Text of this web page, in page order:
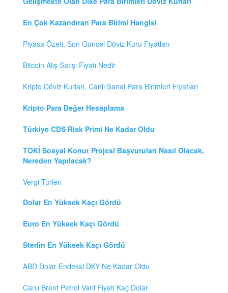
En Çok Kazandıran Para Birimi Hangisi
Piyasa Özeti, Son Güncel Döviz Kuru Fiyatları
Bitcoin Alış Satışı Fiyatı Nedir
Kripto Döviz Kurları, Canlı Sanal Para Birimleri Fiyatları
Kripto Para Değer Hesaplama
Türkiye CDS Risk Primi Ne Kadar Oldu
TOKİ Sosyal Konut Projesi Başvuruları Nasıl Olacak,
Nereden Yapılacak?
Vergi Türleri
Dolar En Yüksek Kaçı Gördü
Euro En Yüksek Kaçı Gördü
Sterlin En Yüksek Kaçı Gördü
ABD Dolar Endeksi DXY Ne Kadar Oldu
Canlı Brent Petrol Varil Fiyatı Kaç Dolar